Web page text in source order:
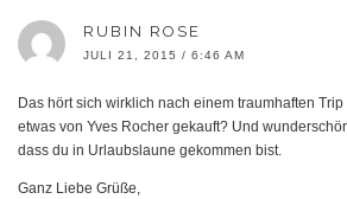
RUBIN ROSE
JULI 21, 2015 / 6:46 AM
Das hört sich wirklich nach einem traumhaften
etwas von Yves Rocher gekauft? Und
dass du in Urlaubslaune gekommen bist.
Ganz Liebe Grüße,